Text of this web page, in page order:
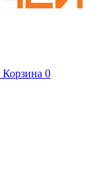
Корзина 0